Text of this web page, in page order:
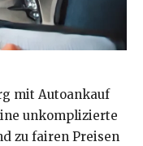
mit Autoankauf
unkomplizierte
zu fairen Preisen